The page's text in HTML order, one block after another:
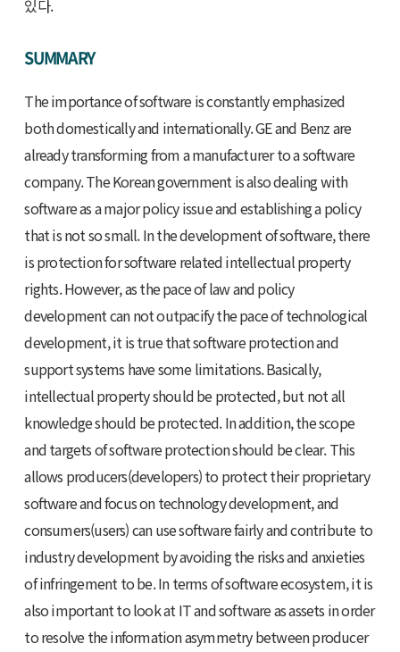
있다.
SUMMARY
The importance of software is constantly emphasized
both domestically and internationally. GE and Benz are
already transforming from a manufacturer to a software
company. The Korean government is also dealing with
software as a major policy issue and establishing a policy
that is not so small. In the development of software, there
is protection for software related intellectual property
rights. However, as the pace of law and policy
development can not outpacify the pace of technological
development, it is true that software protection and
support systems have some limitations. Basically,
intellectual property should be protected, but not all
knowledge should be protected. In addition, the scope
and targets of software protection should be clear. This
allows producers(developers) to protect their proprietary
software and focus on technology development, and
consumers(users) can use software fairly and contribute to
industry development by avoiding the risks and anxieties
of infringement to be. In terms of software ecosystem, it is
also important to look at IT and software as assets in order
to resolve the information asymmetry between producer